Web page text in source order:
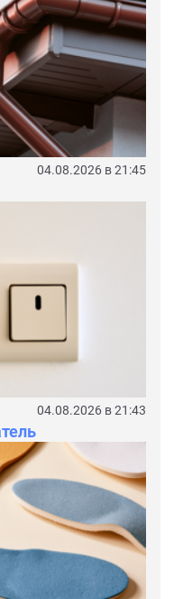
04.08.2026 в 21:45
04.08.2026 в 21:43